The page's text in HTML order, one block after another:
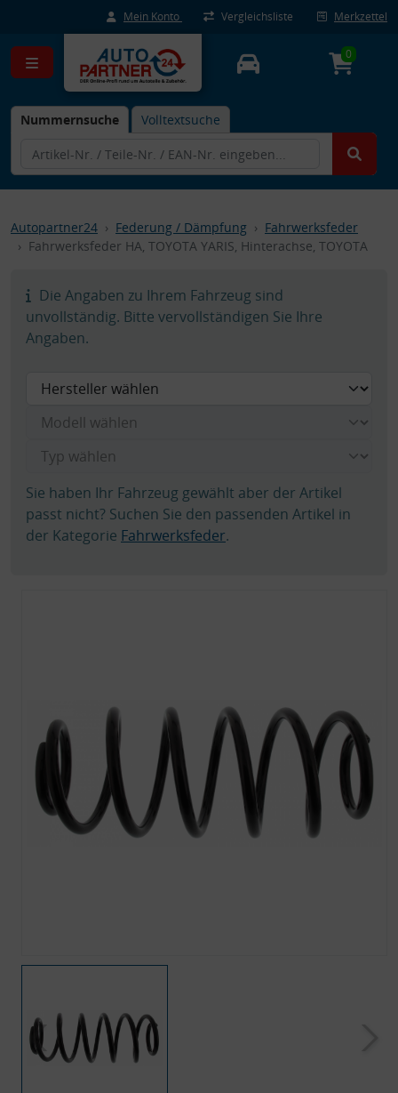
Mein Konto Vergleichsliste Merkzettel
Nummernsuche Volltextsuche
0
Autopartner24 Federung / Dämpfung
Fahrwerksfeder
Fahrwerksfeder HA, TOYOTA YARIS, Hinterachse, TOYOTA
Die Angaben zu Ihrem Fahrzeug sind
unvollständig. Bitte vervollständigen Sie Ihre
Angaben.
Sie haben Ihr Fahrzeug gewählt aber der Artikel
passt nicht? Suchen Sie den passenden Artikel in
der Kategorie Fahrwerksfeder.